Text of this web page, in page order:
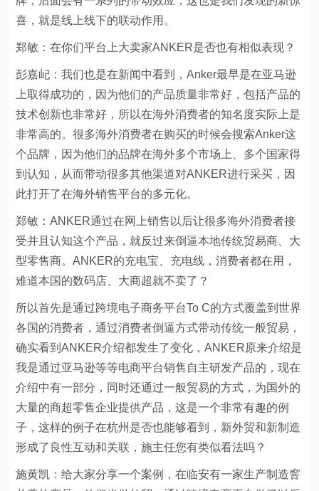
喜，就是线上线下的联动作用。
郑敏：在你们平台上大卖家ANKER是否也有相似表现？
彭嘉屺：我们也是在新闻中看到，Anker最早是在亚马逊
上取得成功的，因为他们的产品质量非常好，包括产品的
技术创新也非常好，所以在海外消费者的知名度实际上是
非常高的。很多海外消费者在购买的时候会搜索Anker这
个品牌，因为他们的品牌在海外多个市场上、多个国家得
到认知，从而带动很多其他渠道对ANKER进行采买，因
此打开了在海外销售平台的多元化。
郑敏：ANKER通过在网上销售以后让很多海外消费者接
受并且认知这个产品，就反过来倒逼本地传统贸易商、大
型零售商。ANKER的充电宝、充电线，消费者都在用，
难道本国的数码店、大商超就不卖了？
所以首先是通过跨境电子商务平台To C的方式覆盖到世界
各国的消费者，通过消费者倒逼方式带动传统一般贸易，
确实看到ANKER介绍都发生了变化，ANKER原来介绍是
我是通过亚马逊等等电商平台销售自主研发产品的，现在
介绍中有一部分，同时还通过一般贸易的方式，为国外的
大量的商超零售企业提供产品，这是一个非常有趣的例
子，这样的例子在杭州是否也能够看到，新外贸和新制造
形成了良性互动和关联，施主任您有类似看法吗？
施黄凯：给大家分享一个案例，在临安有一家生产制造窨